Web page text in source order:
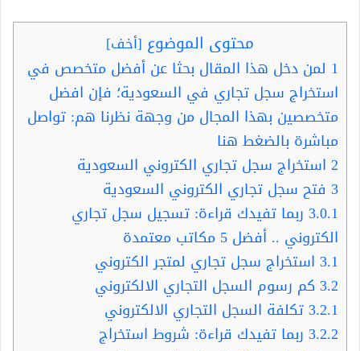
محتوى الموضوع [أخف]
1 لمن دخل هذا المقال بحثا عن أفضل متخصص في
استخراج سجل تجاري في السعودية؛ فإن افضل
متخصصين بهذا المجال من وجهة نظرنا هم: تواصل
مباشرة بالضغط هنا
2 استخراج سجل تجاري الكتروني السعودية
3 فتح سجل تجاري الكتروني السعودية
3.0.1 ربما تفيدك قراءة: تسجيل سجل تجاري
الكتروني .. أفضل 5 مكاتب معتمدة
3.1 استخراج سجل تجاري لمتجر الكتروني
3.2 كم رسوم السجل التجاري الالكتروني
3.2.1تكلفة السجل التجاري الالكتروني
3.2.2 ربما تفيدك قراءة: شروط استخراج